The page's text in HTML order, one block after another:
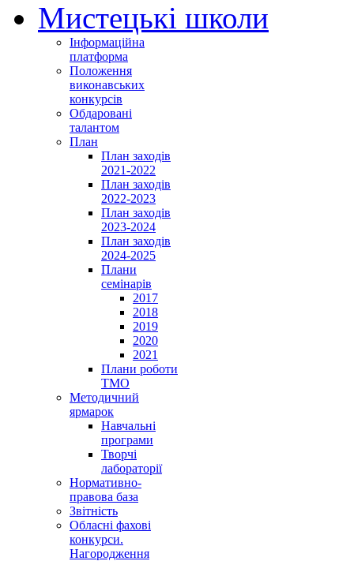
Мистецькі школи
Інформаційна
платформа
Положення
виконавських
конкурсів
Обдаровані
талантом
План
План заходів
2021-2022
План заходів
2022-2023
План заходів
2023-2024
План заходів
2024-2025
Плани
семінарів
2017
2018
2019
2020
2021
Плани роботи
ТМО
Методичний
ярмарок
Навчальні
програми
Творчі
лабораторії
Нормативно-
правова база
Звітність
Обласні фахові
конкурси.
Нагородження